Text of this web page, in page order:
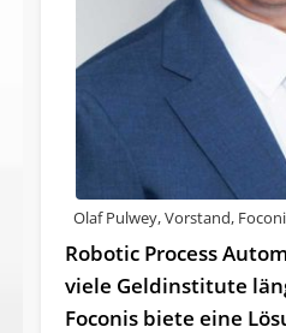
Olaf Pulwey, Vorstand,
Robotic Process
viele Geldinstitute
Foconis biete eine